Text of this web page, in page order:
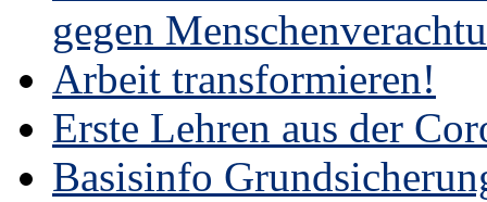
gegen
Arbeit transformieren!
Erste Lehren aus der
Basisinfo